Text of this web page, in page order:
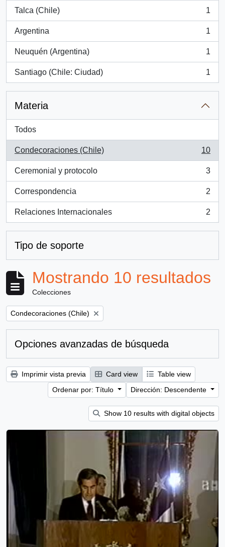
Talca (Chile)
, 1 resultados
1
Argentina
, 1 resultados
1
Neuquén (Argentina)
, 1 resultados
1
Santiago (Chile: Ciudad)
, 1 resultados
1
Materia
Todos
Condecoraciones (Chile)
, 10 resultados
10
Ceremonial y protocolo
, 3 resultados
3
Correspondencia
, 2 resultados
2
Relaciones Internacionales
, 2 resultados
2
Tipo de soporte
Mostrando 10 resultados
Colecciones
Remove filter:
Condecoraciones (Chile)
Opciones avanzadas de búsqueda
Imprimir vista previa Card view
Table view
Ordenar por: Título
Dirección: Descendente
Show 10 results with digital objects